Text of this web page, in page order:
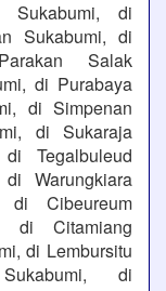
Sukabumi, di
Sukabumi, di
Salak
di Purabaya
di Simpenan
di Sukaraja
Tegalbuleud
Warungkiara
di Cibeureum
di Citamiang
di Lembursitu
di